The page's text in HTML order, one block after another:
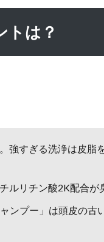
トは？
強すぎる洗浄は皮脂
ルリチン酸2K配合が
ンプー」は頭皮の古